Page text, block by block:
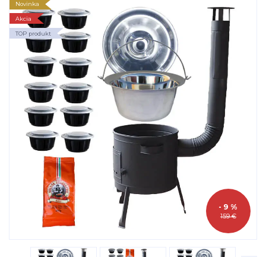
Novinka
Akcia
TOP produkt
159 €
- 9 %